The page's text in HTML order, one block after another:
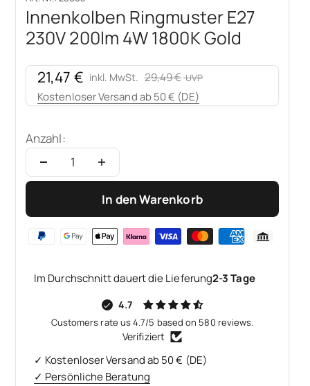
Innenkolben Ringmuster E27
230V 200lm 4W 1800K Gold
Angebot
21,47 € Regulärer Preis
29,49 €
inkl. MwSt.
Kostenloser Versand ab 50 € (DE)
Anzahl:
In den Warenkorb
Im Durchschnitt dauert die Lieferung2-3 Tage
4.7
Customers rate us 4.7/5 based on 580 reviews.
Verifiziert
✓ Kostenloser Versand ab 50 € (DE)
✓ Persönliche Beratung